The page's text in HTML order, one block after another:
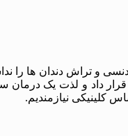
بودند امکام ارتودنسی و
و لذت یک درمان
کلینیکی نیازمندیم.